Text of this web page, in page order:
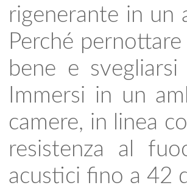
rigenerante in un
Perché
bene e
Immersi in un
camere, in linea
resistenza al
acustici fino a 42